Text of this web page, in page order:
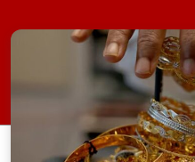
এবার এমন চিত্র দেখা
দাম কমছে।
ছিল ৫ হাজার ৩০৩